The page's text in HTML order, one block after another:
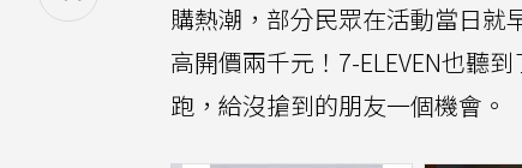
購熱潮，部分民眾在活動當日就
高開價兩千元！7-ELEVEN也聽
跑，給沒搶到的朋友一個機會。